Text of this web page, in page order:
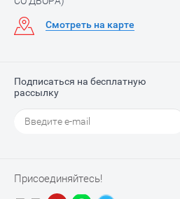
Смотреть на карте
Подписаться на бесплатную
рассылку
Присоединяйтесь!